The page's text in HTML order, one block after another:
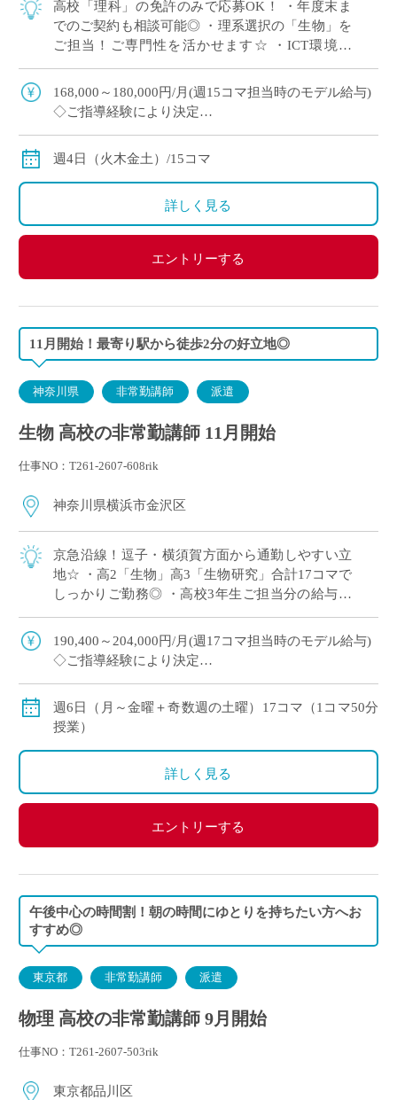
高校「理科」の免許のみで応募OK！ ・年度末ま
でのご契約も相談可能◎ ・理系選択の「生物」を
ご担当！ご専門性を活かせます☆ ・ICT環境充
168,000～180,000円/月(週15コマ担当時のモデル給与)
◇ご指導経験により決定
週4日（火木金土）/15コマ
詳しく見る
エントリーする
11月開始！最寄り駅から徒歩2分の好立地◎
神奈川県 非常勤講師 派遣
生物 高校の非常勤講師 11月開始
仕事NO：T261-2607-608rik
神奈川県横浜市金沢区
京急沿線！逗子・横須賀方面から通勤しやすい立
地☆ ・高2「生物」高3「生物研究」合計17コマで
しっかりご勤務◎ ・高校3年生ご担当分の給与も
備もスムーズです！
190,400～204,000円/月(週17コマ担当時のモデル給与)
◇ご指導経験により決定
週6日（月～金曜＋奇数週の土曜）17コマ（1コマ50分
授業）
詳しく見る
エントリーする
午後中心の時間割！朝の時間にゆとりを持ちたい方へお
すすめ◎
東京都 非常勤講師 派遣
物理 高校の非常勤講師 9月開始
仕事NO：T261-2607-503rik
東京都品川区